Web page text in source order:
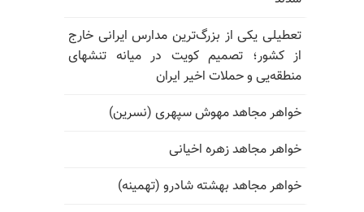
تعطیلی یکی از بزرگ‌ترین مدارس ایرانی خارج
از کشور؛ تصمیم کویت در میانه تنشهای
منطقه‌یی و حملات اخیر ایران
خواهر مجاهد مهوش سپهری (نسرین)
خواهر مجاهد زهره اخیانی
خواهر مجاهد بهشته شادرو (تهمینه)